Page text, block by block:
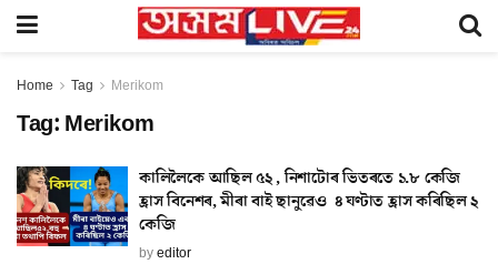
Home Tag Merikom
Tag: Merikom
কালিলৈকে আছিল ৫২ , নিশাটোৰ ভিতৰতে ১.৮ কেজি
হ্ৰাস বিনেশৰ, মীৰা বাই ছানুৱেও ৪ ঘণ্টাত হ্ৰাস কৰিছিল ২
কেজি
byeditor